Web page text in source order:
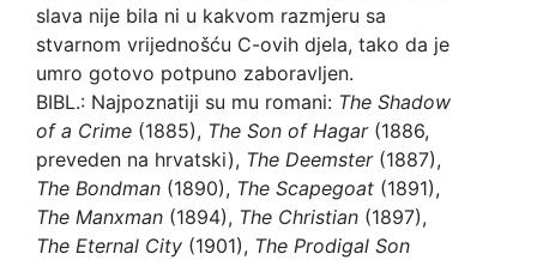
slava nije bila ni u kakvom razmjeru sa
stvarnom vrijednošću C-ovih djela, tako da je
umro gotovo potpuno zaboravljen.
BIBL.: Najpoznatiji su mu romani: The Shadow
of a Crime (1885), The Son of Hagar(1886,
preveden na hrvatski), The Deemster (1887),
The Bondman (1890), The Scapegoat (1891),
The Manxman (1894), The Christian (1897),
The Eternal City (1901), The Prodigal Son